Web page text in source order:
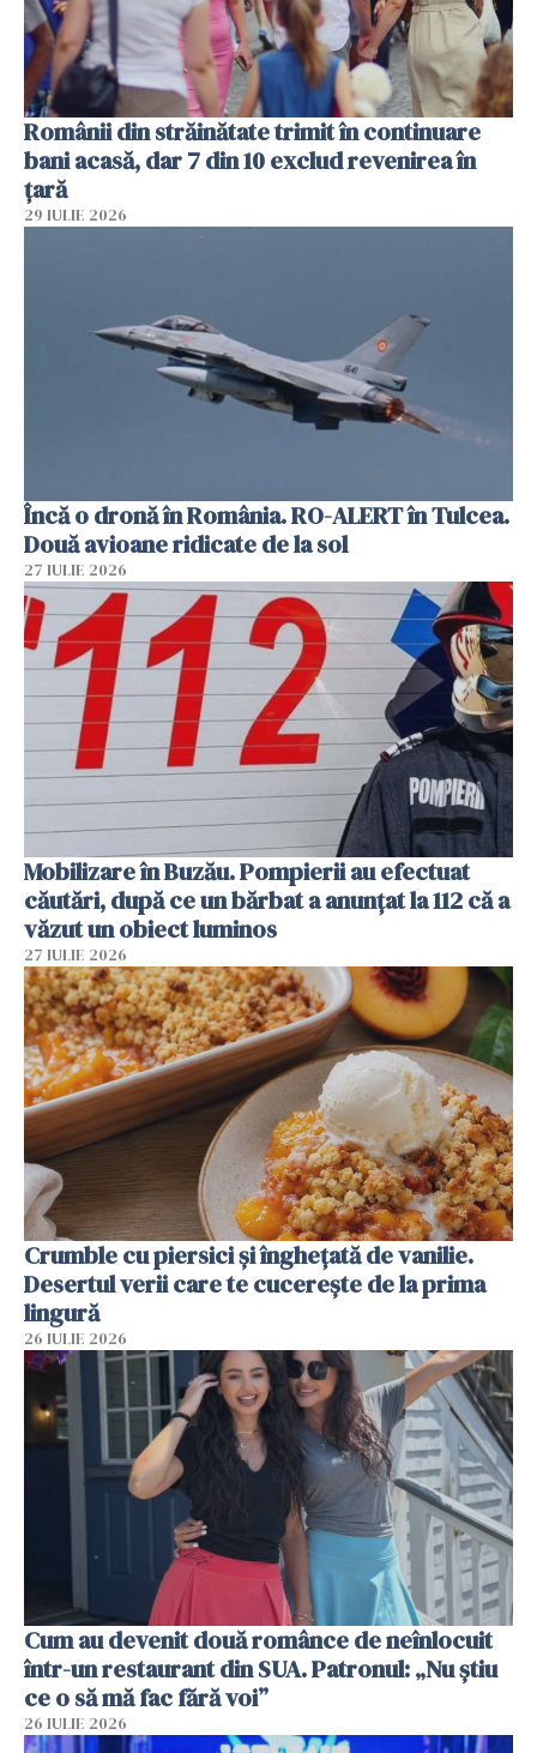
Românii din străinătate trimit în continuare
bani acasă, dar 7 din 10 exclud revenirea în
țară
29 IULIE 2026
Încă o dronă în România. RO-ALERT în Tulcea.
Două avioane ridicate de la sol
27 IULIE 2026
Mobilizare în Buzău. Pompierii au efectuat
căutări, după ce un bărbat a anunțat la 112 că a
văzut un obiect luminos
27 IULIE 2026
Crumble cu piersici și înghețată de vanilie.
Desertul verii care te cucerește de la prima
lingură
26 IULIE 2026
Cum au devenit două românce de neînlocuit
într-un restaurant din SUA. Patronul: „Nu știu
ce o să mă fac fără voi”
26 IULIE 2026